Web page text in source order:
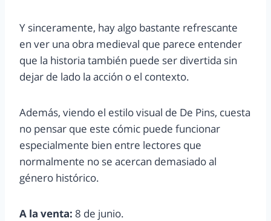
Y sinceramente, hay algo bastante refrescante
en ver una obra medieval que parece entender
que la historia también puede ser divertida sin
dejar de lado la acción o el contexto.
Además, viendo el estilo visual de De Pins, cuesta
no pensar que este cómic puede funcionar
especialmente bien entre lectores que
normalmente no se acercan demasiado al
género histórico.
A la venta: 8 de junio.